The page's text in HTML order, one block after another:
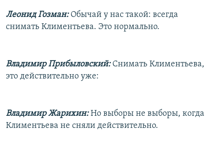
Леонид Гозман:Обычай у нас такой: всегда
снимать Климентьева. Это нормально.
Владимир Прибыловский:Снимать Климентьева,
это действительно уже:
Владимир Жарихин:Но выборы не выборы, когда
Климентьева не сняли действительно.